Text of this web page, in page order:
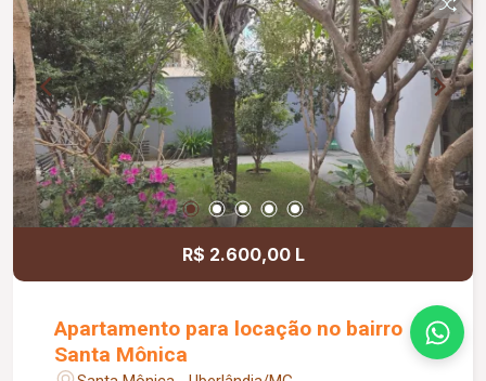
R$ 2.600,00 L
Apartamento para locação no bairro
Santa Mônica